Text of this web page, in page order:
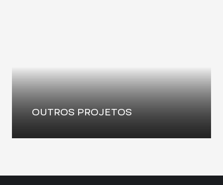
OUTROS PROJETOS